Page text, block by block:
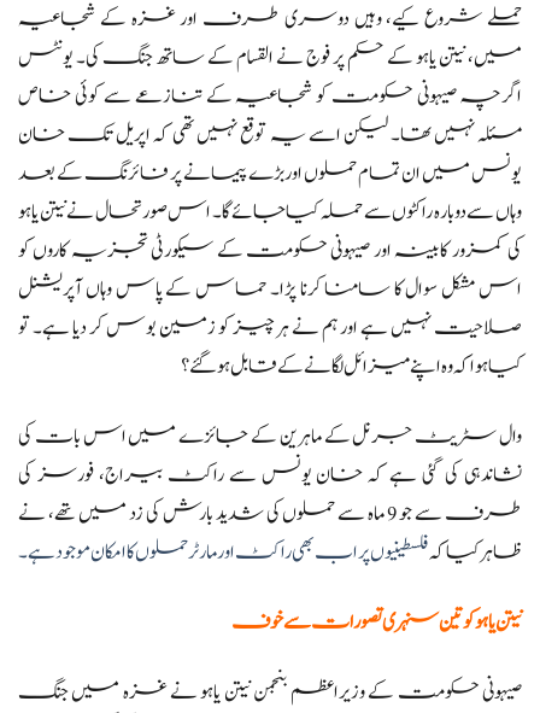
حملے شروع کیے، وہیں دوسری طرف اور غزہ کے شجاعیہ
میں، نیتن یاہو کے حکم پر فوج نے القسام کے ساتھ جنگ کی۔ یونٹس
اگرچہ صیہونی حکومت کو شجاعیہ کے تنازعے سے کوئی خاص
مسئلہ نہیں تھا۔ لیکن اسے یہ توقع نہیں تھی کہ اپریل تک خان
یونس میں ان تمام حملوں اور بڑے پیمانے پر فائرنگ کے بعد
وہاں سے دوبارہ راکٹوں سے حملہ کیا جائے گا۔ اس صورتحال نے نیتن یاہو
کی کمزور کابینہ اور صیہونی حکومت کے سیکورٹی تجزیہ کاروں کو
اس مشکل سوال کا سامنا کرنا پڑا۔ حماس کے پاس وہاں آپریشنل
صلاحیت نہیں ہے اور ہم نے ہر چیز کو زمین بوس کر دیا ہے۔ تو
کیا ہوا کہ وہ اپنے میزائل لگانے کے قابل ہو گئے؟
وال سٹریٹ جرنل کے ماہرین کے جائزے میں اس بات کی
نشاندہی کی گئی ہے کہ خان یونس سے راکٹ بیراج، فورسز کی
طرف سے جو 9 ماہ سے حملوں کی شدید بارش کی زد میں تھے، نے
ظاہر کیا کہفلسطینیوں پر اب بھی راکٹ اور مارٹر حملوں کا امکان موجود ہے۔
نیتن یاہو کو تین سنہری تصورات سے خوف
صیہونی حکومت کے وزیراعظم بنجمن نیتن یاہو نے غزہ میں جنگ